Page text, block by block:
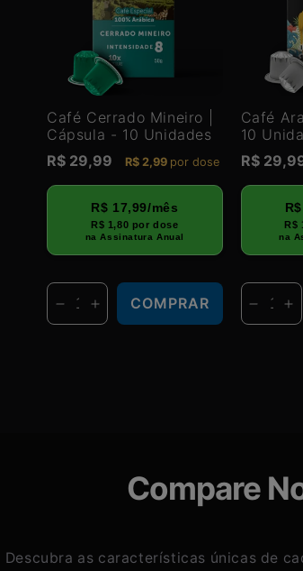
Café Cerrado Mineiro |
Cápsula - 10 Unidades
Preço
normal
R$ 29,99 R$ 2,99 por dose
R$ 17,99/mês
R$ 1,80 por dose
na Assinatura Anual
COMPRAR
Diminuir
a
Aumentar
a
Café
10
Preço
normal
R$
R$
na
Diminuir
a
a
Compare
Descubra as características únicas de